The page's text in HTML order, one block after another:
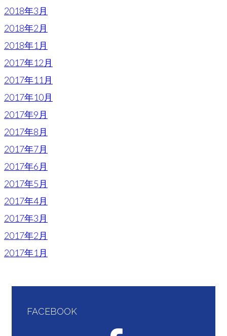
2018年3月
2018年2月
2018年1月
2017年12月
2017年11月
2017年10月
2017年9月
2017年8月
2017年7月
2017年6月
2017年5月
2017年4月
2017年3月
2017年2月
2017年1月
FACEBOOK